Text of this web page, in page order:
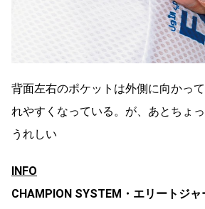
背面左右のポケットは外側に向かっ
れやすくなっている。が、あとちょ
うれしい
INFO
CHAMPION SYSTEM・エリートジャ